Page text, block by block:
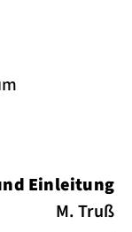
Einleitung
M. Truß